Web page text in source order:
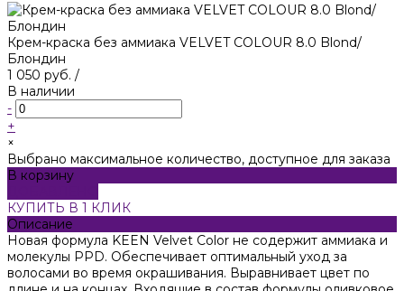
Крем-краска без аммиака VELVET COLOUR 8.0 Blond/
Блондин
1 050 руб. /
В наличии
-
+
×
Выбрано максимальное количество, доступное для заказа
В корзину
КУПИТЬ В 1 КЛИК
Описание
Новая формула KEEN Velvet Color не содержит аммиака и
молекулы PPD. Обеспечивает оптимальный уход за
волосами во время окрашивания. Выравнивает цвет по